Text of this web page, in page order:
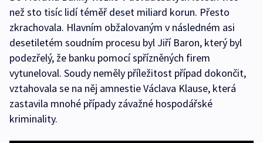
než sto tisíc lidí téměř deset miliard korun. Přesto
zkrachovala. Hlavním obžalovaným v následném asi
desetiletém soudním procesu byl Jiří Baron, který byl
podezřelý, že banku pomocí spřízněných firem
vytuneloval. Soudy neměly příležitost případ dokončit,
vztahovala se na něj amnestie Václava Klause, která
zastavila mnohé případy závažné hospodářské
kriminality.